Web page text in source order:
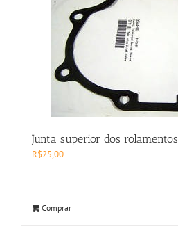
Junta superior dos rolamentos
R$25,00
Comprar